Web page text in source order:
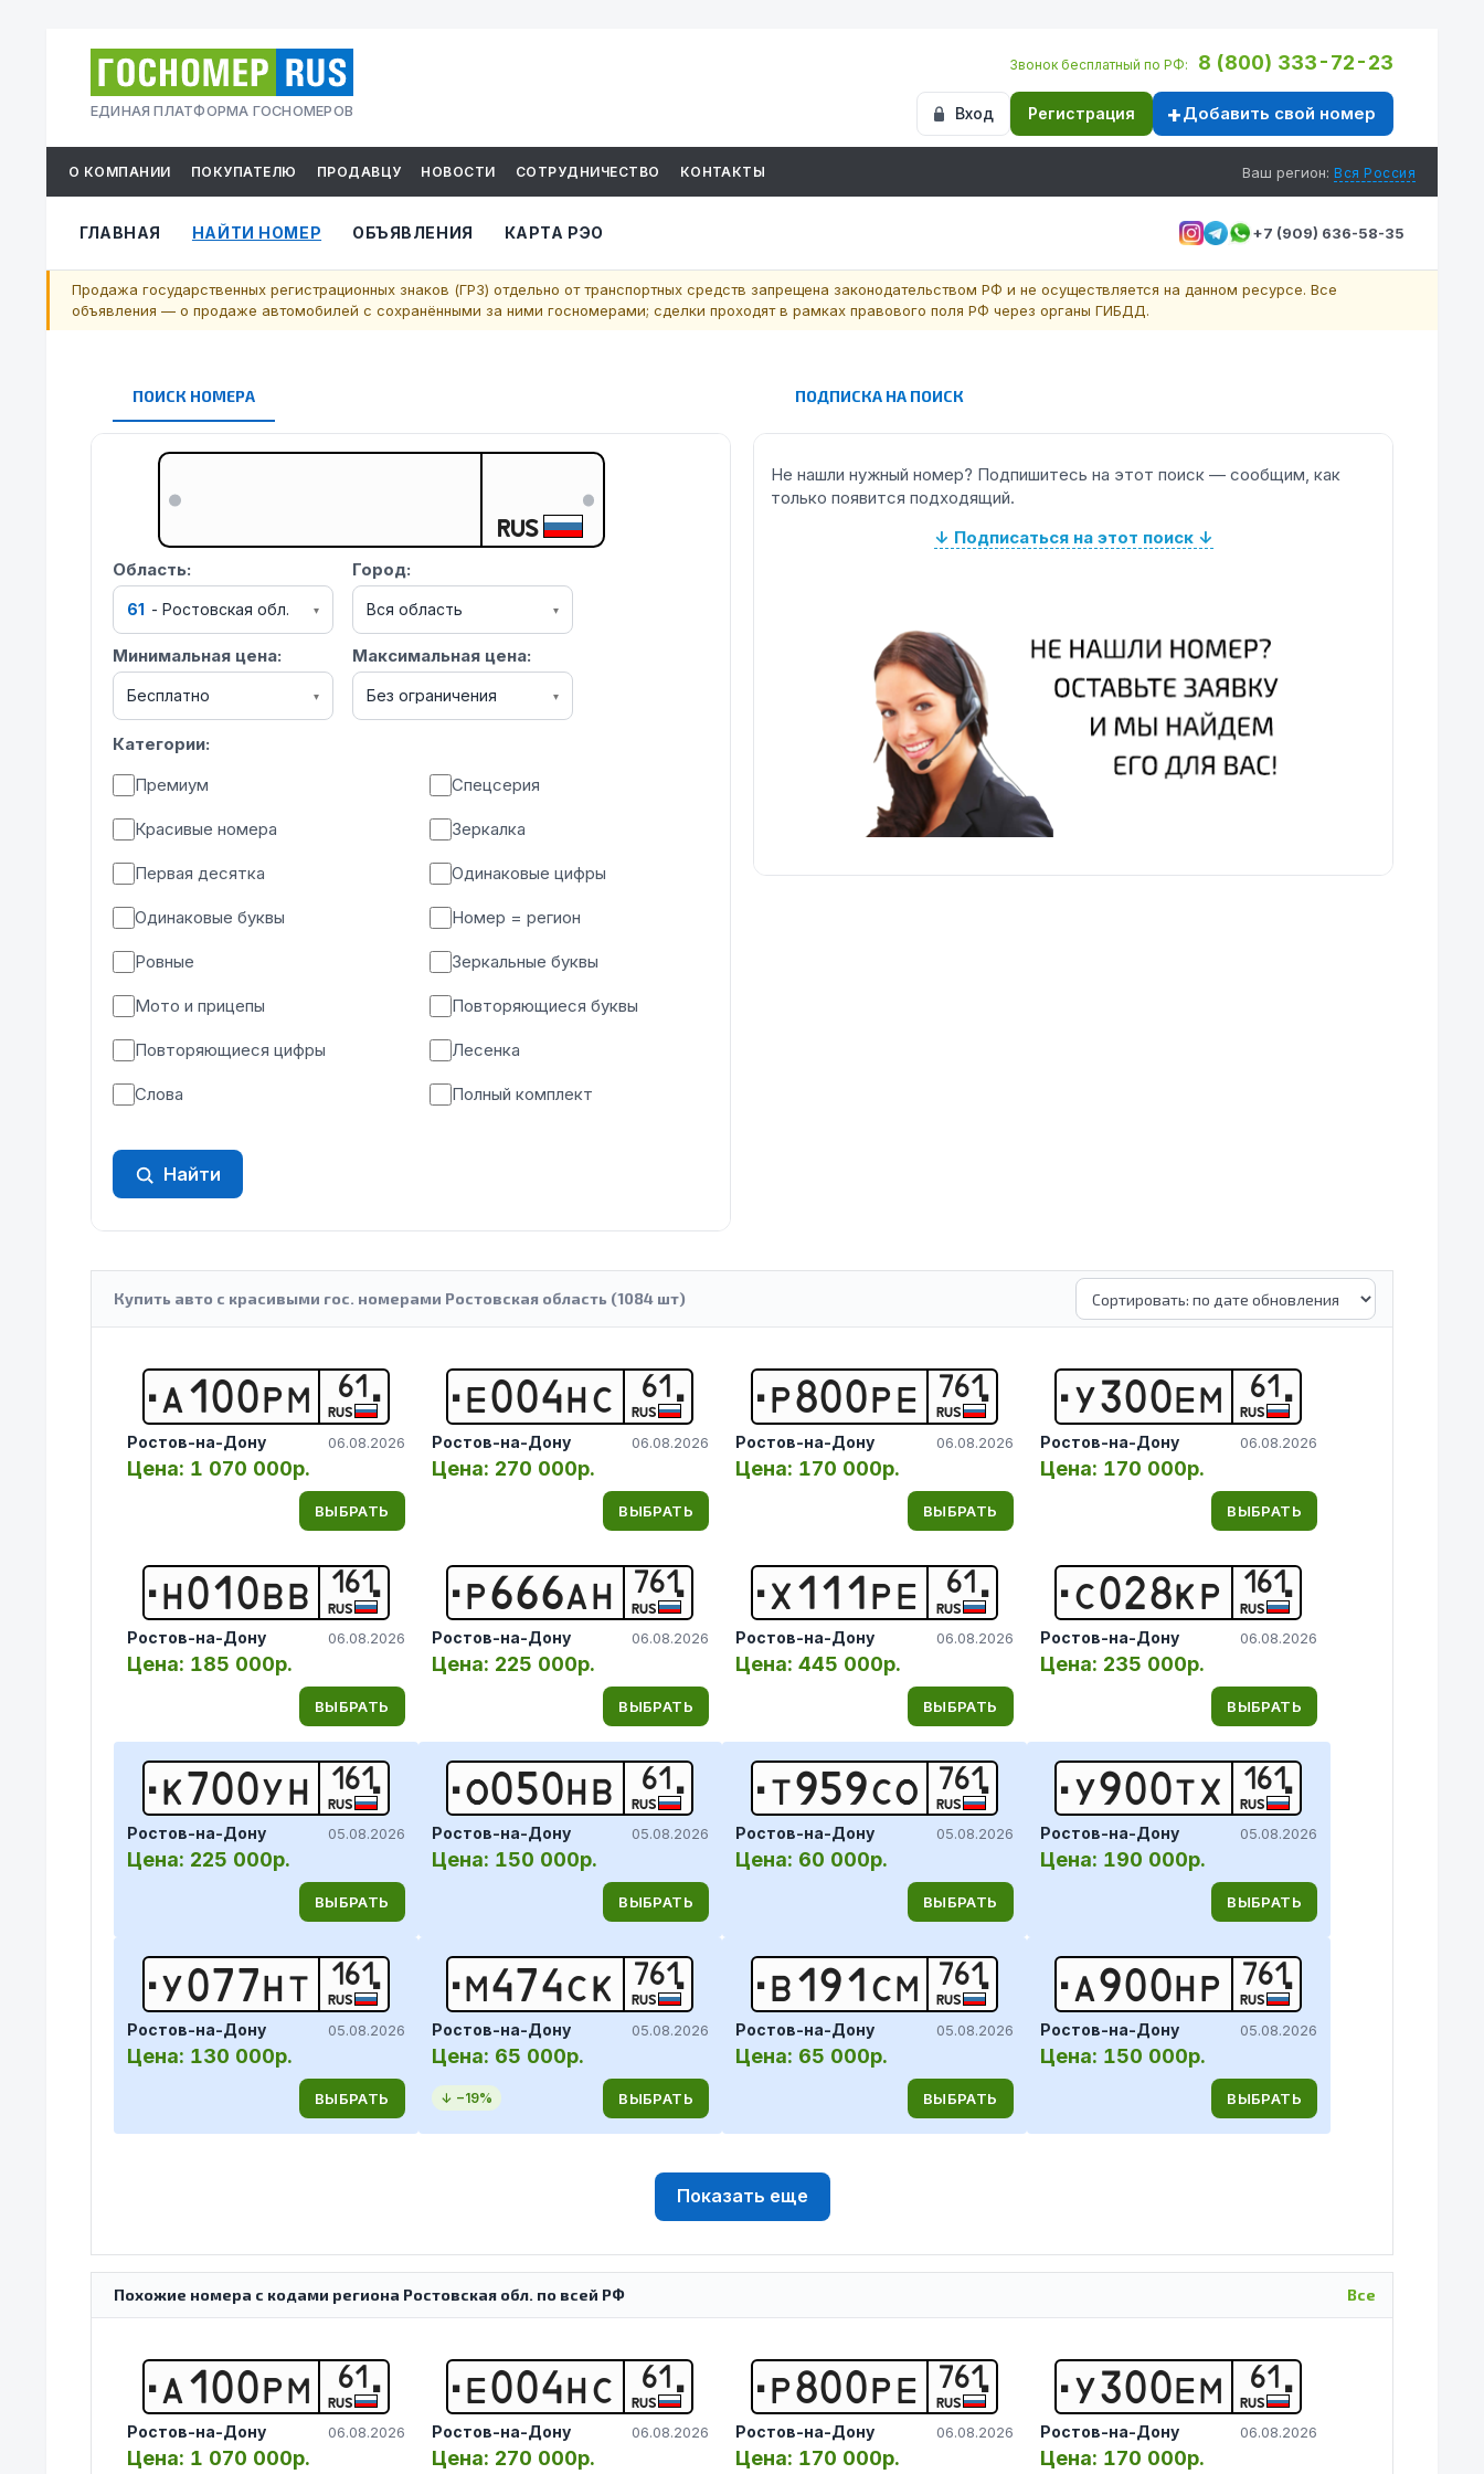
ЕДИНАЯ ПЛАТФОРМА ГОСНОМЕРОВ
Звонок бесплатный по РФ: 8 (800) 333-72-23
Вход Регистрация Добавить свой номер
О КОМПАНИИ ПОКУПАТЕЛЮ ПРОДАВЦУ НОВОСТИ СОТРУДНИЧЕСТВО КОНТАКТЫ Ваш регион: Вся Россия
ГЛАВНАЯ НАЙТИ НОМЕР ОБЪЯВЛЕНИЯ КАРТА РЭО +7 (909) 636-58-35
Продажа государственных регистрационных знаков (ГРЗ) отдельно от транспортных средств запрещена законодательством РФ и не осуществляется на данном ресурсе. Все
объявления — о продаже автомобилей с сохранёнными за ними госномерами; сделки проходят в рамках правового поля РФ через органы ГИБДД.
ПОИСК НОМЕРА
RUS
Область:
61 - Ростовская обл. ▾
Город:
Вся область ▾
Минимальная цена:
Бесплатно ▾
Максимальная цена:
Без ограничения ▾
Категории:
Премиум
Спецсерия
Красивые номера Зеркалка
Первая десятка Одинаковые цифры
Одинаковые буквы Номер = регион
Ровные Зеркальные буквы
Мото и прицепы Повторяющиеся буквы
Повторяющиеся цифры Лесенка
Слова Полный комплект
Найти
ПОДПИСКА НА ПОИСК
Не нашли нужный номер? Подпишитесь на этот поиск — сообщим, как
только появится подходящий.
↓ Подписаться на этот поиск ↓
Купить авто с красивыми гос. номерами Ростовская область (1084 шт)
А 1 00РМ 61
RUS
Ростов-на-Дону 06.08.2026
Цена: 1 070 000р.
ВЫБРАТЬ
Н01 0ВВ 161
RUS
Ростов-на-Дону 06.08.2026
Цена: 185 000р.
ВЫБРАТЬ
К700УН 161
RUS
Ростов-на-Дону 05.08.2026
Цена: 225 000р.
ВЫБРАТЬ
У077НТ 161
RUS
Ростов-на-Дону 05.08.2026
Цена: 130 000р.
ВЫБРАТЬ
Е004НС 61
RUS
Ростов-на-Дону 06.08.2026
Цена: 270 000р.
ВЫБРАТЬ
Р666А Н 761
RUS
Ростов-на-Дону 06.08.2026
Цена: 225 000р.
ВЫБРАТЬ
О050НВ 61
RUS
Ростов-на-Дону 05.08.2026
Цена: 150 000р.
ВЫБРАТЬ
М474СК 761
RUS
Ростов-на-Дону 05.08.2026
Цена: 65 000р.
↓ −19% ВЫБРАТЬ
Р800Р Е 761
RUS
Ростов-на-Дону 06.08.2026
Цена: 170 000р.
ВЫБРАТЬ
Х 1 1 1 Р Е 61
RUS
Ростов-на-Дону 06.08.2026
Цена: 445 000р.
ВЫБРАТЬ
Т959СО 761
RUS
Ростов-на-Дону 05.08.2026
Цена: 60 000р.
ВЫБРАТЬ
В 1 91 СМ 761
RUS
Ростов-на-Дону 05.08.2026
Цена: 65 000р.
ВЫБРАТЬ
У300ЕМ 61
RUS
Ростов-на-Дону 06.08.2026
Цена: 170 000р.
ВЫБРАТЬ
С028К Р 161
RUS
Ростов-на-Дону 06.08.2026
Цена: 235 000р.
ВЫБРАТЬ
У900ТХ 161
RUS
Ростов-на-Дону 05.08.2026
Цена: 190 000р.
ВЫБРАТЬ
А 900НР 761
RUS
Ростов-на-Дону 05.08.2026
Цена: 150 000р.
ВЫБРАТЬ
Показать еще
Все
Похожие номера с кодами региона Ростовская обл. по всей РФ
А 1 00РМ 61
RUS
Ростов-на-Дону 06.08.2026
Цена: 1 070 000р.
Е004НС 61
RUS
Ростов-на-Дону 06.08.2026
Цена: 270 000р.
Р800Р Е 761
RUS
Ростов-на-Дону 06.08.2026
Цена: 170 000р.
У300ЕМ 61
RUS
Ростов-на-Дону 06.08.2026
Цена: 170 000р.